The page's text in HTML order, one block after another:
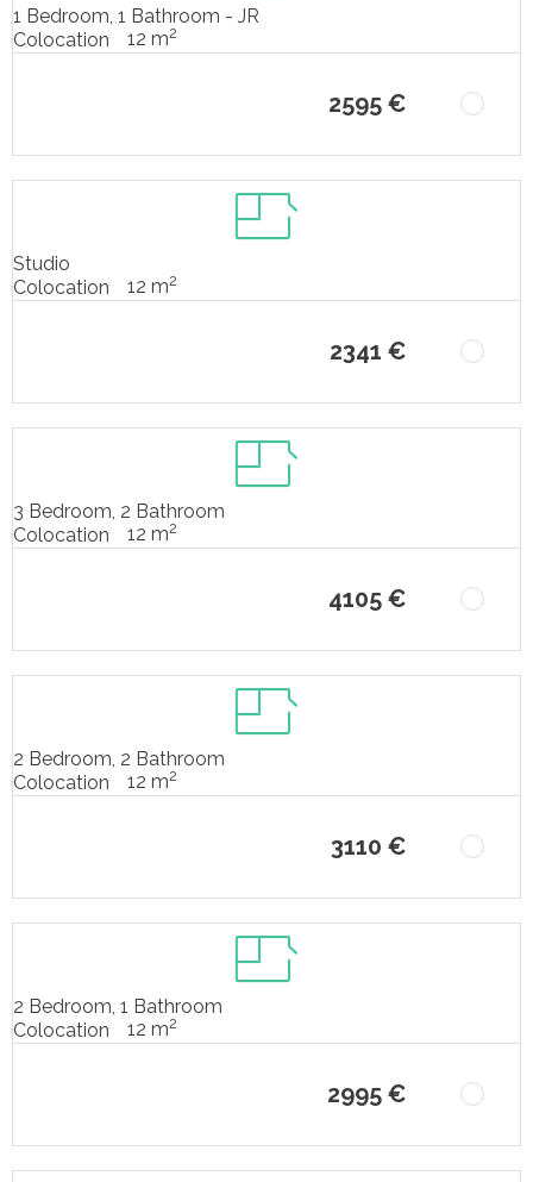
1 Bedroom, 1 Bathroom - JR
Colocation
12 m2
2595 €
Studio
Colocation
12 m2
2341 €
3 Bedroom, 2 Bathroom
Colocation
12 m2
4105 €
2 Bedroom, 2 Bathroom
Colocation
12 m2
3110 €
2 Bedroom, 1 Bathroom
Colocation
12 m2
2995 €